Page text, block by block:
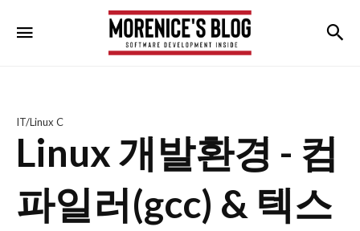
morenice's
blog
IT/Linux C
Linux 개발환경 - 컴
파일러(gcc) & 텍스